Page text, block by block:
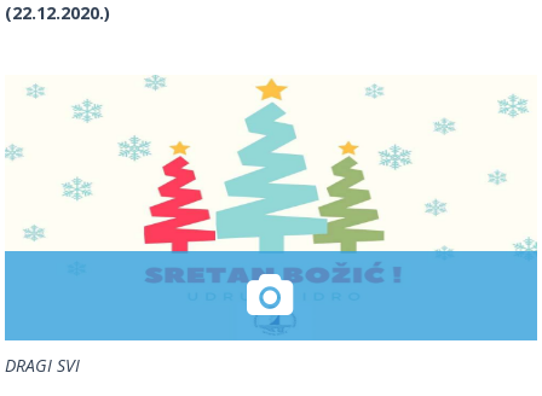
(22.12.2020.)
DRAGI SVI